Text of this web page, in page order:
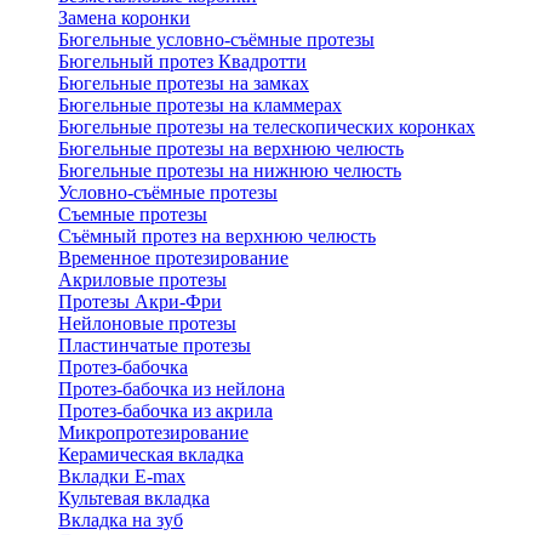
Замена коронки
Бюгельные условно-съёмные протезы
Бюгельный протез Квадротти
Бюгельные протезы на замках
Бюгельные протезы на кламмерах
Бюгельные протезы на телескопических коронках
Бюгельные протезы на верхнюю челюсть
Бюгельные протезы на нижнюю челюсть
Условно-съёмные протезы
Съемные протезы
Съёмный протез на верхнюю челюсть
Временное протезирование
Акриловые протезы
Протезы Акри-Фри
Нейлоновые протезы
Пластинчатые протезы
Протез-бабочка
Протез-бабочка из нейлона
Протез-бабочка из акрила
Микропротезирование
Керамическая вкладка
Вкладки E-max
Культевая вкладка
Вкладка на зуб